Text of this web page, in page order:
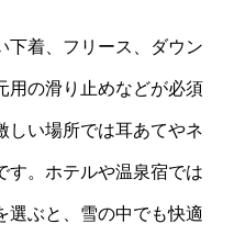
下着、フリース、ダウン
用の滑り止めなどが必須
しい場所では耳あてやネ
す。ホテルや温泉宿では
選ぶと、雪の中でも快適